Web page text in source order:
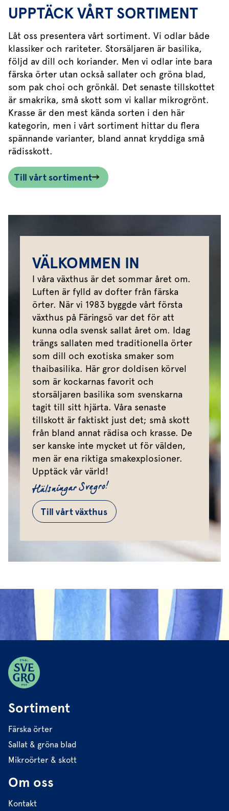
UPPTÄCK VÅRT SORTIMENT
Låt oss presentera vårt sortiment. Vi odlar både
klassiker och rariteter. Storsäljaren är basilika,
följd av dill och koriander. Men vi odlar inte bara
färska örter utan också sallater och gröna blad,
som pak choi och grönkål. Det senaste tillskottet
är smakrika, små skott som vi kallar mikrogrönt.
Krasse är den mest kända sorten i den här
kategorin, men i vårt sortiment hittar du flera
spännande varianter, bland annat kryddiga små
rädisskott.
Till vårt sortiment
VÄLKOMMEN IN
I våra växthus är det sommar året om.
Luften är fylld av dofter från färska
örter. När vi 1983 byggde vårt första
växthus på Färingsö var det för att
kunna odla svensk sallat året om. Idag
trängs sallaten med traditionella örter
som dill och exotiska smaker som
thaibasilika. Här gror doldisen körvel
som är kockarnas favorit och
storsäljaren basilika som svenskarna
tagit till sitt hjärta. Våra senaste
tillskott är faktiskt just det; små skott
från bland annat rädisa och krasse. De
ser kanske inte mycket ut för välden,
men är ena riktiga smakexplosioner.
Upptäck vår värld!
Hälsningar Svegro!
Till vårt växthus
Sortiment
Färska örter
Sallat & gröna blad
Mikroörter & skott
Om oss
Kontakt